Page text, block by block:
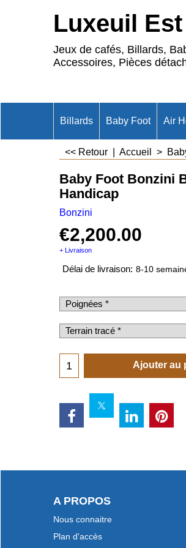
Luxeuil
Jeux de cafés, Billards,
Accessoires, Pièces
Billards Baby Foot Air
<< Retour Accueil >
Baby Foot Bonzini
Handicap
Bonzini
€2,200.00
+ Livraison
Délai de livraison: 8-10
Ajouter au
A PROPOS
Nous connaitre
Plan d'accès